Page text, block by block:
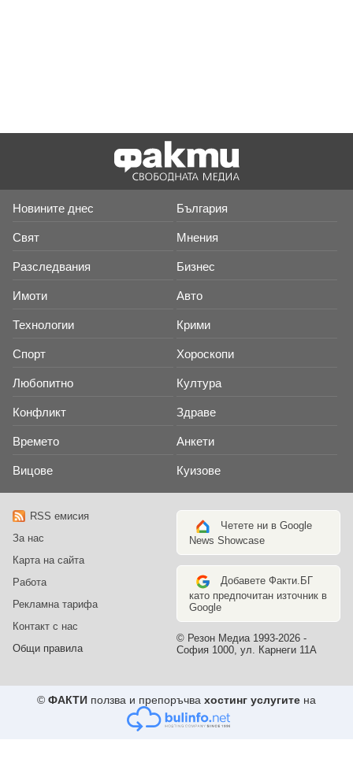
Новините днес България
Свят Мнения
Разследвания Бизнес
Имоти Авто
Технологии Крими
Спорт Хороскопи
Любопитно Култура
Конфликт Здраве
Времето Анкети
Вицове Куизове
RSS емисия
За нас
Карта на сайта
Работа
Рекламна тарифа
Контакт с нас
Общи правила
Четете ни в Google
News Showcase
Добавете Факти.БГ
като предпочитан източник в
Google
© Резон Медиа 1993-2026 -
София 1000, ул. Карнеги 11А
© ФАКТИ ползва и препоръчва хостинг услугите на